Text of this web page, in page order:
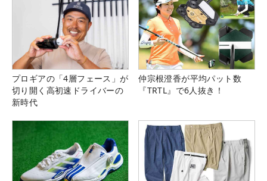
プロギアの「4層フェース」が
切り開く高初速ドライバーの
新時代
仲宗根澄香が平均パット数
『TRTL』で6人抜き！